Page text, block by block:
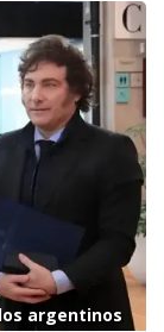
argentinos